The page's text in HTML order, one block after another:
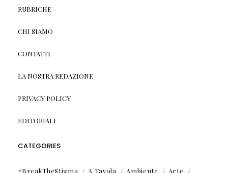
RUBRICHE
CHI SIAMO
CONTATTI
LA NOSTRA REDAZIONE
PRIVACY POLICY
EDITORIALI
CATEGORIES
#BreakTheStigma A Tavola Ambiente Arte